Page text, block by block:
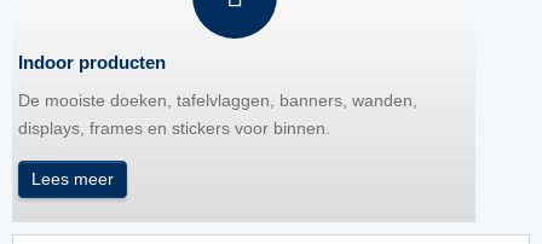
Indoor producten
De mooiste doeken, tafelvlaggen, banners, wanden,
displays, frames en stickers voor binnen.
Lees meer